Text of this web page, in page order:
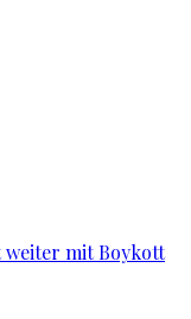
weiter mit Boykott